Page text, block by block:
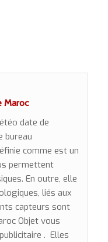
Maroc
date de
bureau
comme est un
permettent
En outre, elle
liés aux
capteurs sont
Objet vous
. Elles